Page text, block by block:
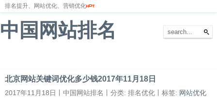
排名提升、网站优化、营销优化
中国网站排名
北京网站关键词优化多少钱2017年11月18日
2017年11月18日丨中国网站排名丨分类: 排名优化丨标签: 网站优化